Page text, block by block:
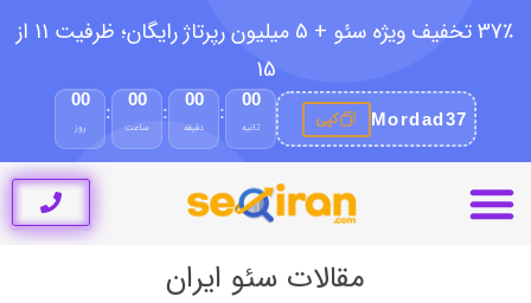
37٪ تخفیف ویژه سئو + 5 میلیون رپرتاژ رایگان؛ ظرفیت 11 از
15
Mordad37 کپی
00
روز
:
00
ساعت
:
00
دقیقه
:
00
ثانیه
مقالات سئو ایران